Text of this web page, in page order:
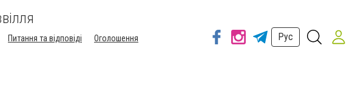
Питання та відповіді
Оголошення
Рус